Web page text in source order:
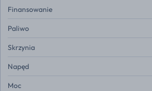
Finansowanie
Paliwo
Skrzynia
Napęd
Moc